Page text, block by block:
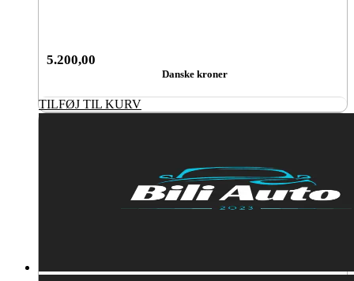
5.200,00
Danske kroner
TILFØJ TIL KURV